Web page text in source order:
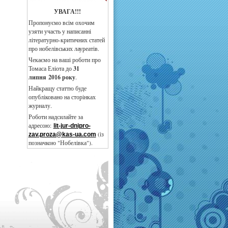
УВАГА!!!
Пропонуємо всім охочим
узяти участь у написанні
літературно-критичних статей
про нобелівських лауреатів.
Чекаємо на ваші роботи про
Томаса Еліота до31
липня 2016 року.
Найкращу статтю буде
опубліковано на сторінках
журналу.
Роботи надсилайте за
адресою: lit-jur-dnipro-
zav.proza@kas-ua.com (із
позначкою "Нобелівка").